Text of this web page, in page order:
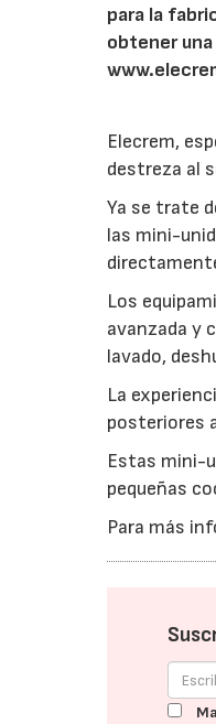
para la
obtener
Elecrem,
destreza al
Ya se trate
las mini-
Los
avanzada y
lavado,
La
posteriores
Estas mini-
pequeñas
Para más